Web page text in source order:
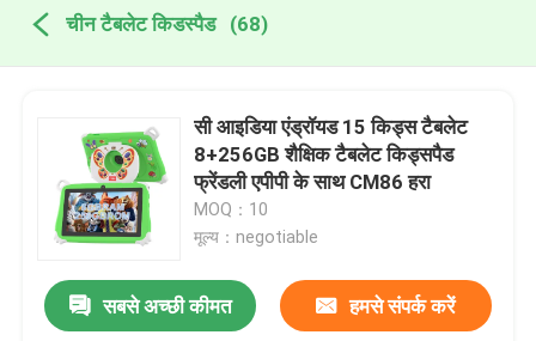
चीन टैबलेट किडस्पैड (68)
सी आइडिया एंड्रॉयड 15 किड्स टैबलेट
8+256GB शैक्षिक टैबलेट किड्सपैड
फ्रेंडली एपीपी के साथ CM86 हरा
MOQ：10
मूल्य：negotiable
सबसे अच्छी कीमत हमसे संपर्क करें